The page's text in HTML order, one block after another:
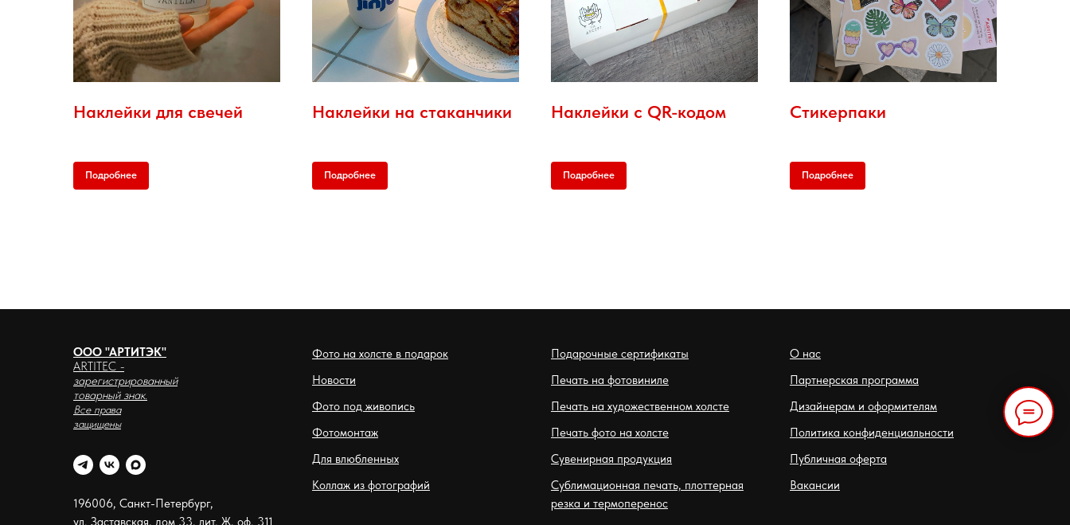
Наклейки для свечей
Подробнее
Наклейки на стаканчики
Подробнее
Наклейки с QR-кодом
Подробнее
Стикерпаки
Подробнее
ООО "АРТИТЭК"
ARTITEC -
зарегистрированный
товарный знак.
Все права
защищены
196006, Санкт-Петербург,
ул. Заставская, дом 33, лит. Ж, оф. 311
Фото на холсте в подарок
Новости
Фото под живопись
Фотомонтаж
Для влюбленных
Коллаж из фотографий
Подарочные сертификаты
Печать на фотовиниле
Печать на художественном холсте
Печать фото на холсте
Сувенирная продукция
Сублимационная печать, плоттерная
резка и термоперенос
О нас
Партнерская программа
Дизайнерам и оформителям
Политика конфиденциальности
Публичная оферта
Вакансии